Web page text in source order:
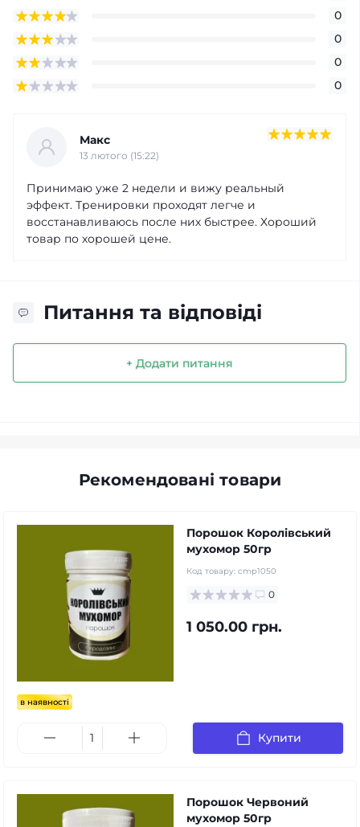
0
0
0
0
Макс
13 лютого (15:22)
Принимаю уже 2 недели и вижу реальный
эффект. Тренировки проходят легче и
восстанавливаюсь после них быстрее. Хороший
товар по хорошей цене.
Питання та відповіді
+ Додати питання
Рекомендовані товари
в наявності
Порошок Королівський
мухомор 50гр
Код товару: cmp1050
0
1 050.00 грн.
Купити
Порошок Червоний
мухомор 50гр